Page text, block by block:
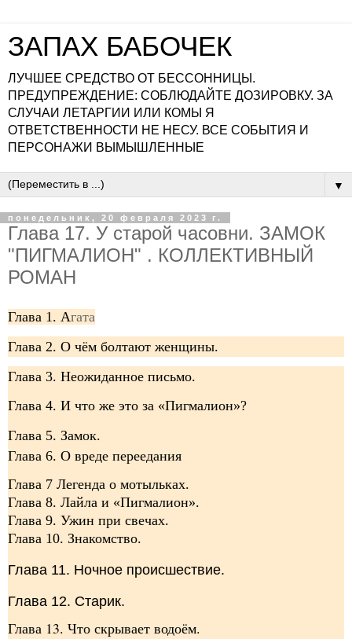
ЗАПАХ БАБОЧЕК
ЛУЧШЕЕ СРЕДСТВО ОТ БЕССОННИЦЫ.
ПРЕДУПРЕЖДЕНИЕ: СОБЛЮДАЙТЕ ДОЗИРОВКУ. ЗА
СЛУЧАИ ЛЕТАРГИИ ИЛИ КОМЫ Я
ОТВЕТСТВЕННОСТИ НЕ НЕСУ. ВСЕ СОБЫТИЯ И
ПЕРСОНАЖИ ВЫМЫШЛЕННЫЕ
▼
понедельник, 20 февраля 2023 г.
Глава 17. У старой часовни. ЗАМОК
"ПИГМАЛИОН" . КОЛЛЕКТИВНЫЙ
РОМАН
Глава 1. Агата
Глава 2. О чём болтают женщины.
Глава 3. Неожиданное письмо.
Глава 4. И что же это за «Пигмалион»?
Глава 5. Замок.
Глава 6. О вреде переедания
Глава 7 Легенда о мотыльках.
Глава 8. Лайла и «Пигмалион».
Глава 9. Ужин при свечах.
Глава 10. Знакомство.
Глава 11. Ночное происшествие.
Глава 12. Старик.
Глава 13. Что скрывает водоём.